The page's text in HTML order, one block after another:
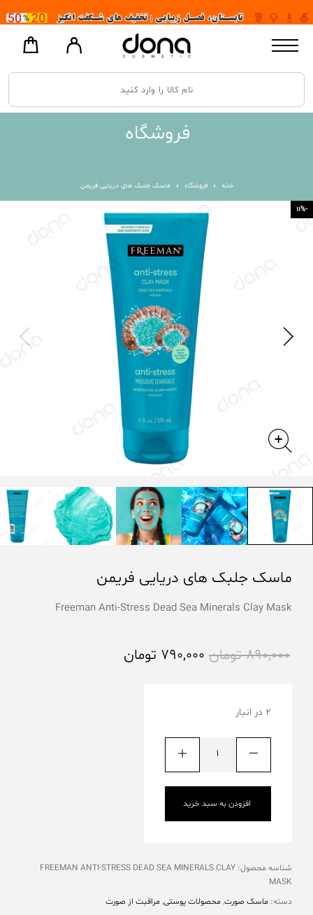
فروشگاه
خانه فروشگاه ماسک جلبک های دریایی فریمن
-11%
ماسک جلبک های دریایی فریمن
Freeman Anti-Stress Dead Sea Minerals Clay Mask
890,000 تومان 790,000 تومان
2 در انبار
افزودن به سبد خرید
شناسه محصول: FREEMAN ANTI-STRESS DEAD SEA MINERALS CLAY
MASK
دسته: ماسک صورت,محصولات پوستی,مراقبت از صورت